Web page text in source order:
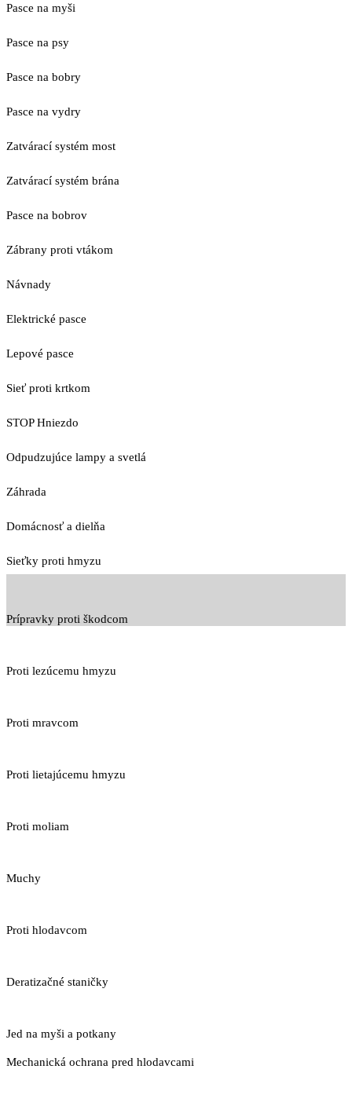
Pasce na myši
Pasce na psy
Pasce na bobry
Pasce na vydry
Zatvárací systém most
Zatvárací systém brána
Pasce na bobrov
Zábrany proti vtákom
Návnady
Elektrické pasce
Lepové pasce
Sieť proti krtkom
STOP Hniezdo
Odpudzujúce lampy a svetlá
Záhrada
Domácnosť a dielňa
Sieťky proti hmyzu
Prípravky proti škodcom
Proti lezúcemu hmyzu
Proti mravcom
Proti lietajúcemu hmyzu
Proti moliam
Muchy
Proti hlodavcom
Deratizačné staničky
Jed na myši a potkany
Mechanická ochrana pred hlodavcami